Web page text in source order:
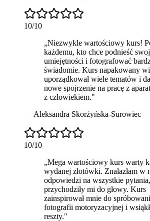
10/10
„Niezwykle wartościowy kurs!
każdemu, kto chce podnieść
umiejętności i fotografować
świadomie. Kurs napakowany
uporządkował wiele tematów i
nowe spojrzenie na pracę z
z człowiekiem."
— Aleksandra Skorżyńska-Surowiec
10/10
„Mega wartościowy kurs warty
wydanej złotówki. Znalazłam w
odpowiedzi na wszystkie
przychodziły mi do głowy. Kurs
zainspirował mnie do
fotografii motoryzacyjnej i
reszty."